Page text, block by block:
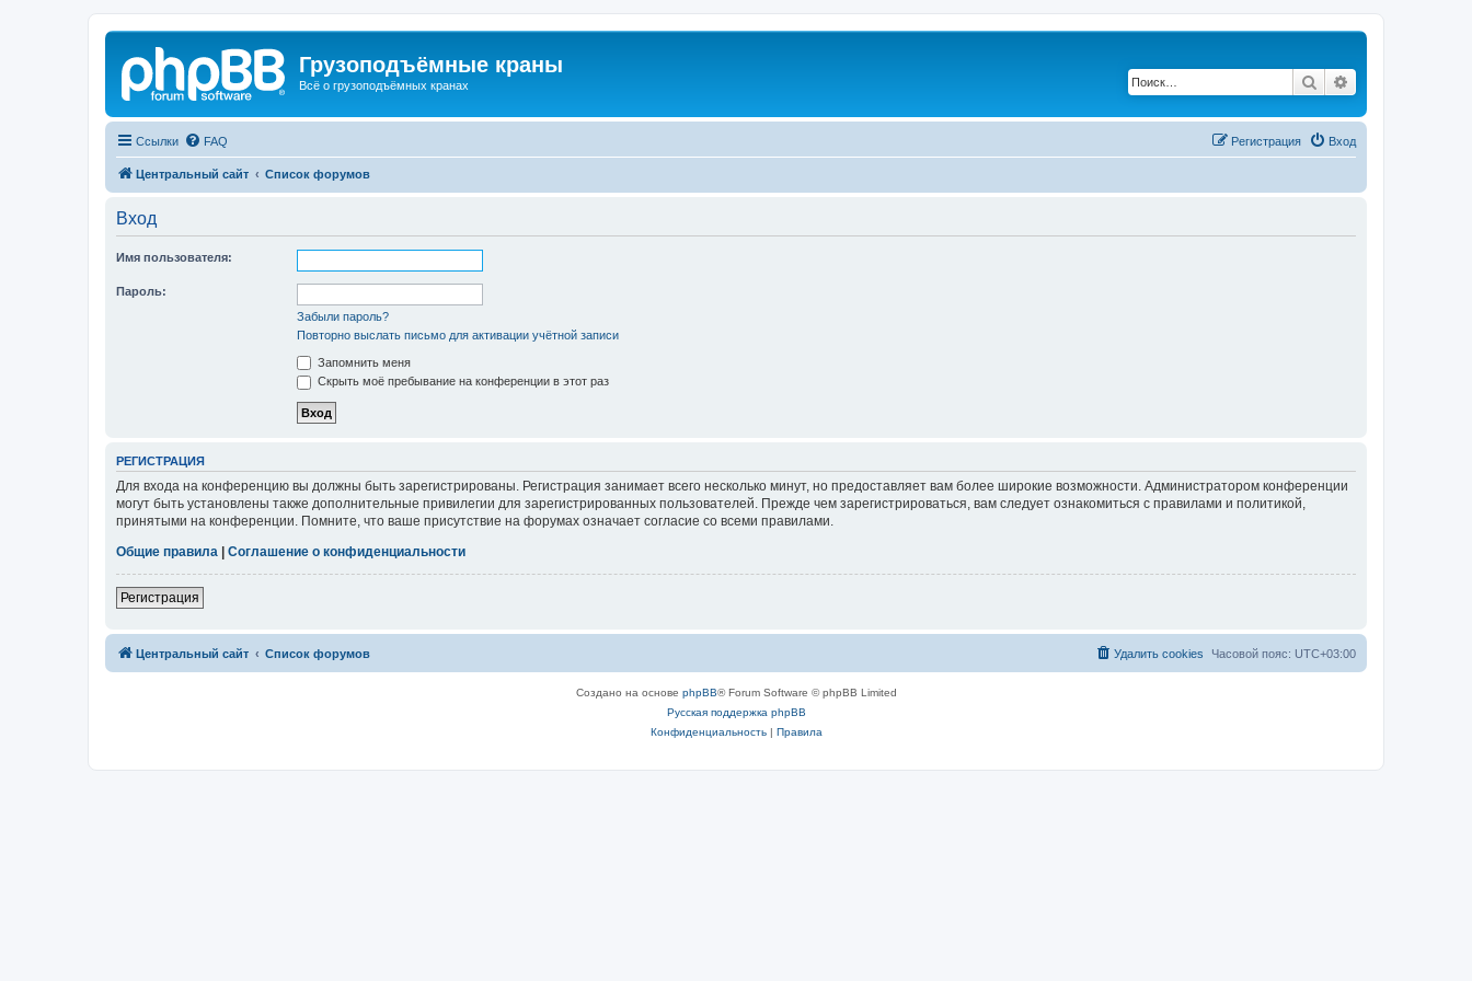
Грузоподъёмные краны
Всё о грузоподъёмных кранах Поиск
Ссылки FAQ Вход
Регистрация
Центральный сайт Список форумов
Вход
Имя пользователя:
Пароль:
Забыли пароль?
Повторно выслать письмо для активации учётной записи
Запомнить меня
Скрыть моё пребывание на конференции в этот раз
РЕГИСТРАЦИЯ
Для входа на конференцию вы должны быть зарегистрированы. Регистрация занимает всего несколько минут, но предоставляет вам более широкие возможности. Администратором конференции
могут быть установлены также дополнительные привилегии для зарегистрированных пользователей. Прежде чем зарегистрироваться, вам следует ознакомиться с правилами и политикой,
принятыми на конференции. Помните, что ваше присутствие на форумах означает согласие со всеми правилами.
Общие правила
Соглашение о конфиденциальности
Регистрация
Центральный сайт Список форумов Часовой пояс: UTC+03:00
Удалить cookies
Создано на основе phpBB® Forum Software © phpBB Limited
Русская поддержка phpBB
Конфиденциальность| Правила